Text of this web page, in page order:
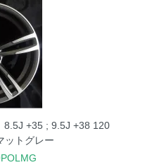
8.5J +35 ; 9.5J +38 120
ットグレー